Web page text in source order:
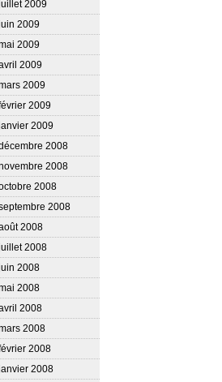
2009
2009
2009
2009
2009
2009
2009
2008
2008
2008
2008
2008
2008
2008
2008
2008
2008
2008
2008